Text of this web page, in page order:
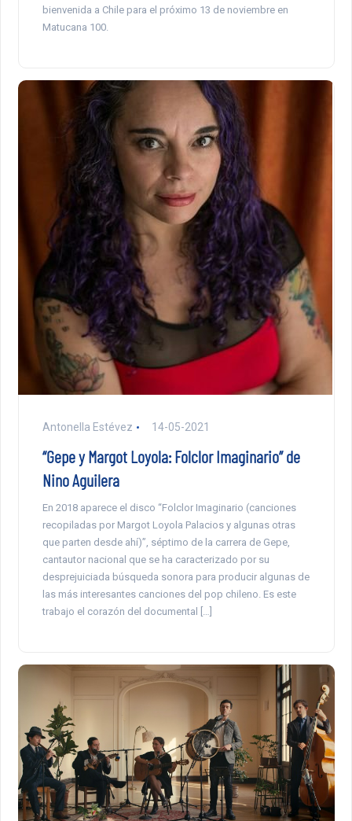
bienvenida a Chile para el próximo 13 de noviembre en
Matucana 100.
Antonella Estévez 14-05-2021
“Gepe y Margot Loyola: Folclor Imaginario” de
Nino Aguilera
En 2018 aparece el disco “Folclor Imaginario (canciones
recopiladas por Margot Loyola Palacios y algunas otras
que parten desde ahí)”, séptimo de la carrera de Gepe,
cantautor nacional que se ha caracterizado por su
desprejuiciada búsqueda sonora para producir algunas de
las más interesantes canciones del pop chileno. Es este
trabajo el corazón del documental […]